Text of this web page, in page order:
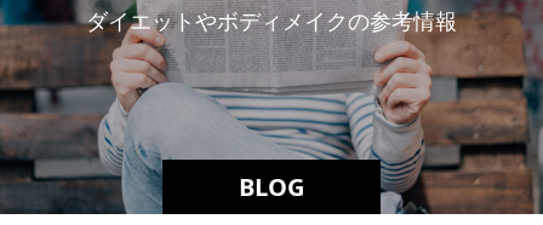
BLOG
ダイエットやボディメイクの参考情報